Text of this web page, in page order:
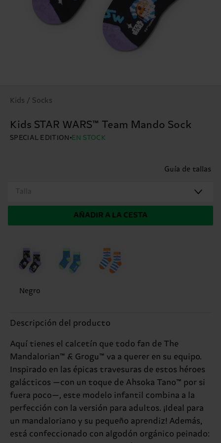
Kids / Socks
Kids STAR WARS™ Team Mando Sock
SPECIAL EDITION EN STOCK
Guía de tallas
Talla
AÑADIR A LA CESTA
Negro
Descripción del producto
Aquí tienes el calcetín que todo fan de The
Mandalorian™ & Grogu™ va a querer en su equipo.
Inspirado en las épicas travesuras de estos héroes
galácticos —con un toque de Ahsoka Tano™ por si
fuera poco—, este modelo infantil combina a la
perfección con la versión para adultos. ¡Ideal para
un mandaloriano y su pequeño aprendiz! Además,
está confeccionado con algodón orgánico peinado: